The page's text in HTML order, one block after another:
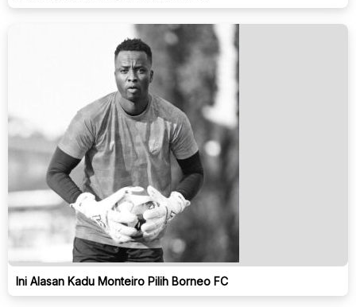
Ini Alasan Kadu Monteiro Pilih Borneo FC